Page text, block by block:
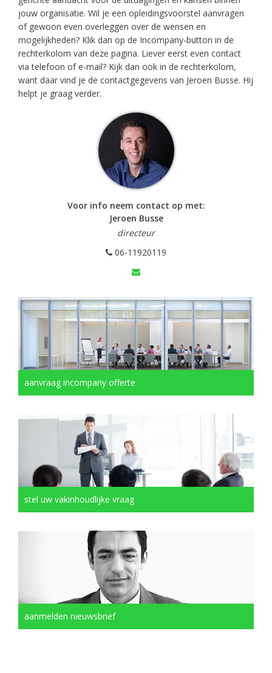
jouw organisatie. Wil je een opleidingsvoorstel aanvragen
of gewoon even overleggen over de wensen en
mogelijkheden? Klik dan op de Incompany-button in de
rechterkolom van deze pagina. Liever eerst even contact
via telefoon of e-mail? Kijk dan ook in de rechterkolom,
want daar vind je de contactgegevens van Jeroen Busse. Hij
helpt je graag verder.
Voor info neem contact op met:
Jeroen Busse
directeur
06-11920119
aanvraag incompany offerte
stel uw vakinhoudlijke vraag
aanmelden nieuwsbrief